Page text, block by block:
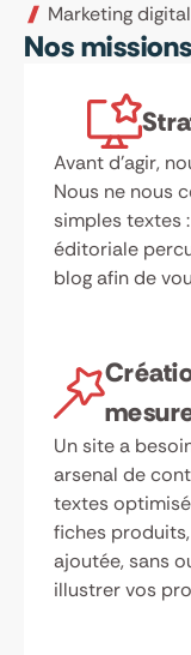
Marketing
Nos
Avant d’agir,
Nous ne nous
simples textes
éditoriale
blog afin de
Un site a
arsenal de
textes
fiches
ajoutée, sans
illustrer vos